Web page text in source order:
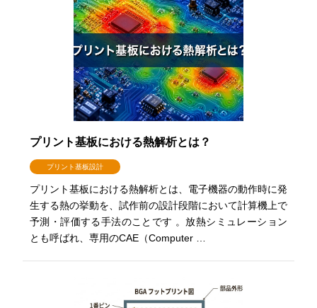
プリント基板における熱解析とは？
プリント基板設計
プリント基板における熱解析とは、電子機器の動作時に発
生する熱の挙動を、試作前の設計段階において計算機上で
予測・評価する手法のことです 。放熱シミュレーション
とも呼ばれ、専用のCAE（Computer …